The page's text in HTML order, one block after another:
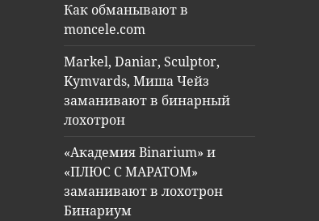
Как обманывают в
moncele.com
Markel, Daniar, Sculptor,
Kymvards, Миша Чейз
заманивают в бинарный
лохотрон
«Академия Binarium» и
«ПЛЮС С МАРАТОМ»
заманивают в лохотрон
Бинариум